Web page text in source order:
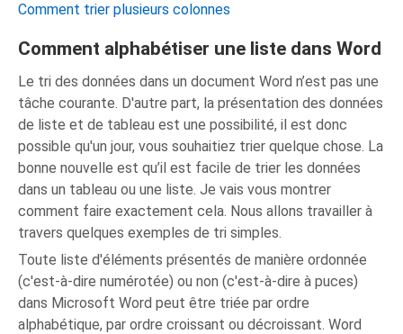
Comment trier plusieurs colonnes
Comment alphabétiser une liste dans Word
Le tri des données dans un document Word n’est pas une
tâche courante. D'autre part, la présentation des données
de liste et de tableau est une possibilité, il est donc
possible qu'un jour, vous souhaitiez trier quelque chose. La
bonne nouvelle est qu’il est facile de trier les données
dans un tableau ou une liste. Je vais vous montrer
comment faire exactement cela. Nous allons travailler à
travers quelques exemples de tri simples.
Toute liste d'éléments présentés de manière ordonnée
(c'est-à-dire numérotée) ou non (c'est-à-dire à puces)
dans Microsoft Word peut être triée par ordre
alphabétique, par ordre croissant ou décroissant. Word